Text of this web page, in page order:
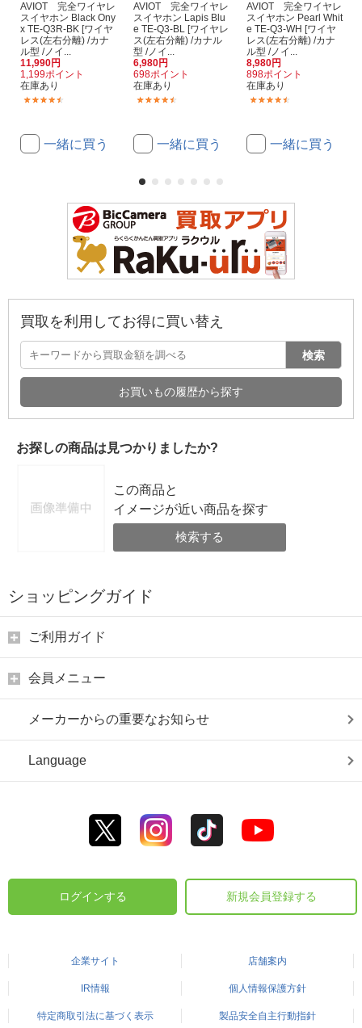
AVIOT 完全ワイヤレ
スイヤホン Black Ony
x TE-Q3R-BK [ワイヤ
レス(左右分離) /カナ
ル型 /ノイ...
11,990円
1,199ポイント
在庫あり
一緒に買う
AVIOT 完全ワイヤレ
スイヤホン Lapis Blu
e TE-Q3-BL [ワイヤレ
ス(左右分離) /カナル
型 /ノイ...
6,980円
698ポイント
在庫あり
一緒に買う
AVIOT 完全ワイヤレ
スイヤホン Pearl Whit
e TE-Q3-WH [ワイヤ
レス(左右分離) /カナ
ル型 /ノイ...
8,980円
898ポイント
在庫あり
一緒に買う
買取を利用してお得に買い替え
検索
お買いもの履歴から探す
お探しの商品は見つかりましたか?
この商品と
イメージが近い商品を探す
検索する
ショッピングガイド
ご利用ガイド
会員メニュー
メーカーからの重要なお知らせ
Language
ログインする 新規会員登録する
企業サイト 店舗案内
IR情報 個人情報保護方針
特定商取引法に基づく表示 製品安全自主行動指針